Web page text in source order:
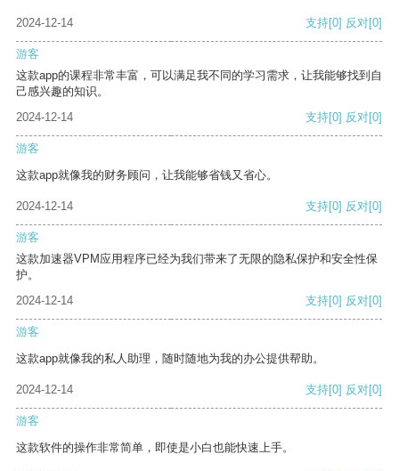
2024-12-14 支持[0] 反对[0]
游客
这款app的课程非常丰富，可以满足我不同的学习需求，让我能够找到自
己感兴趣的知识。
2024-12-14
支持[0] 反对[0]
游客
这款app就像我的财务顾问，让我能够省钱又省心。
2024-12-14 支持[0] 反对[0]
游客
这款加速器VPM应用程序已经为我们带来了无限的隐私保护和安全性保
护。
2024-12-14
支持[0] 反对[0]
游客
这款app就像我的私人助理，随时随地为我的办公提供帮助。
2024-12-14 支持[0] 反对[0]
游客
这款软件的操作非常简单，即使是小白也能快速上手。